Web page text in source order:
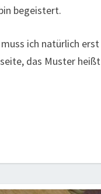
begeistert.
ich natürlich erst
das Muster heißt